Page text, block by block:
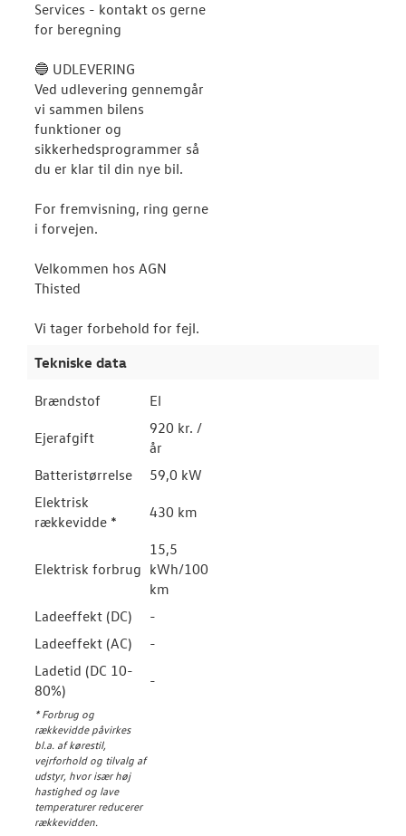
Services - kontakt os gerne
for beregning
🔵 UDLEVERING
Ved udlevering gennemgår
vi sammen bilens
funktioner og
sikkerhedsprogrammer så
du er klar til din nye bil.
For fremvisning, ring gerne
i forvejen.
Velkommen hos AGN
Thisted
Vi tager forbehold for fejl.
Tekniske data
Brændstof El
Ejerafgift
920 kr. /
år
Batteristørrelse
59,0 kW
Elektrisk
rækkevidde *
430 km
Elektrisk forbrug
15,5
kWh/100
km
Ladeeffekt (DC)
-
Ladeeffekt (AC)
-
Ladetid (DC 10-
80%)
-
* Forbrug og
rækkevidde påvirkes
bl.a. af kørestil,
vejrforhold og tilvalg af
udstyr, hvor især høj
hastighed og lave
temperaturer reducerer
rækkevidden.